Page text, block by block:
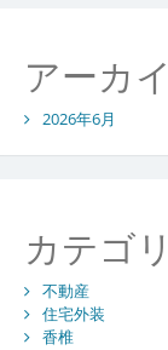
アーカ
2026年6月
カテゴ
不動産
住宅外装
香椎